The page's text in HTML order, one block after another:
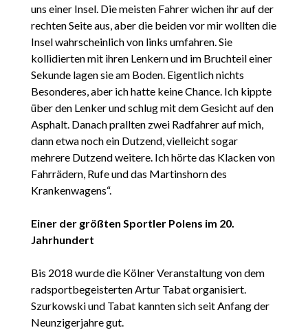
uns einer Insel. Die meisten Fahrer wichen ihr auf der
rechten Seite aus, aber die beiden vor mir wollten die
Insel wahrscheinlich von links umfahren. Sie
kollidierten mit ihren Lenkern und im Bruchteil einer
Sekunde lagen sie am Boden. Eigentlich nichts
Besonderes, aber ich hatte keine Chance. Ich kippte
über den Lenker und schlug mit dem Gesicht auf den
Asphalt. Danach prallten zwei Radfahrer auf mich,
dann etwa noch ein Dutzend, vielleicht sogar
mehrere Dutzend weitere. Ich hörte das Klacken von
Fahrrädern, Rufe und das Martinshorn des
Krankenwagens“.
Einer der größten Sportler Polens im 20.
Jahrhundert
Bis 2018 wurde die Kölner Veranstaltung von dem
radsportbegeisterten Artur Tabat organisiert.
Szurkowski und Tabat kannten sich seit Anfang der
Neunzigerjahre gut.